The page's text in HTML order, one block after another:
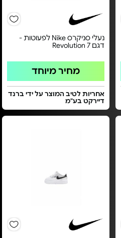
נעלי סניקרס Nike לפעוטות -
דגם Revolution 7
מחיר מיוחד
אחריות לטיב המוצר על ידי ברנד
דיירקט בע"מ